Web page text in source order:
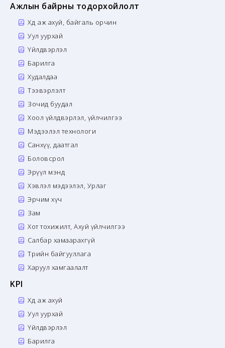
Ажлын байрны тодорхойлолт
Хөдөө аж ахуй, байгаль орчин
Уул уурхай
Үйлдвэрлэл
Барилга
Худалдаа
Тээвэрлэлт
Зочид буудал
Хоол үйлдвэрлэл, үйлчилгээ
Мэдээлэл технологи
Санхүү, даатгал
Боловсрол
Эрүүл мэнд
Хэвлэл мэдээлэл, Урлаг
Эрчим хүч
Зам
Хот тохижилт, Ахуй үйлчилгээ
Салбар хамаарахгүй
Төрийн байгууллага
Харуул хамгаалалт
KPI
Хөдөө аж ахуй
Уул уурхай
Үйлдвэрлэл
Барилга